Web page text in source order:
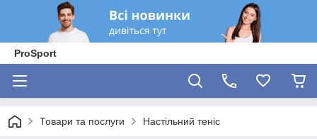
ProSport
Товари та послуги Настільний теніс